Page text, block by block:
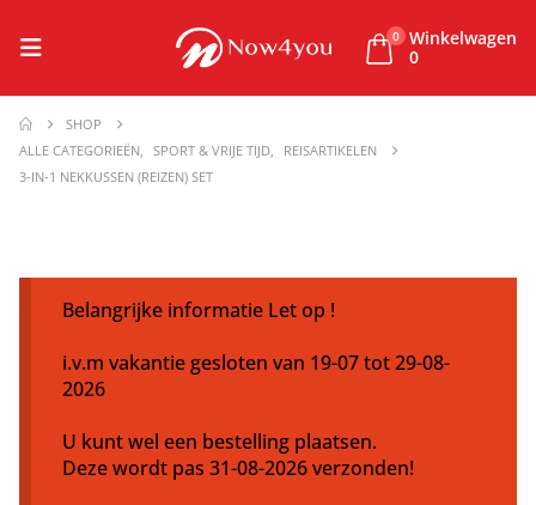
0 Winkelwagen
0
SHOP
ALLE CATEGORIEËN, SPORT & VRIJE TIJD,
REISARTIKELEN
3-IN-1 NEKKUSSEN (REIZEN) SET
Belangrijke informatie Let op !
i.v.m vakantie gesloten van 19-07 tot 29-08-
2026
U kunt wel een bestelling plaatsen.
Deze wordt pas 31-08-2026 verzonden!